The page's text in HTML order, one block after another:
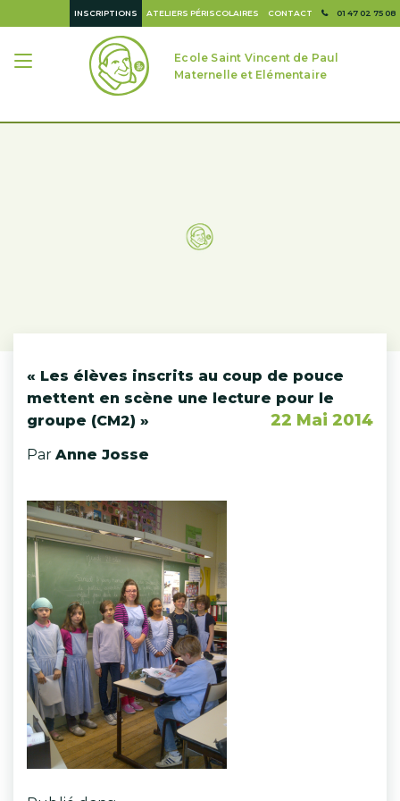
01 47 02 75 08
CONTACT
ATELIERS PÉRISCOLAIRES
INSCRIPTIONS
Ecole Saint Vincent de Paul
Maternelle et Elémentaire
« Les élèves inscrits au coup de pouce
mettent en scène une lecture pour le
groupe (CM2) »
22 Mai 2014
Par Anne Josse